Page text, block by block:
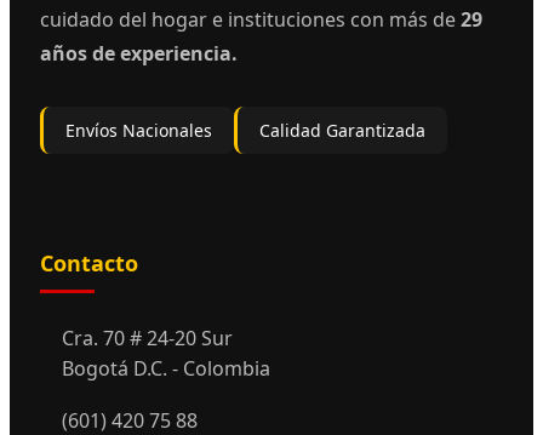
cuidado del hogar e instituciones con más de29
años de experiencia.
Envíos Nacionales Calidad Garantizada
Contacto
Cra. 70 # 24-20 Sur
Bogotá D.C. - Colombia
(601) 420 75 88